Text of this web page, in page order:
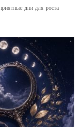
дни для роста